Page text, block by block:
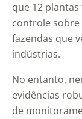
que 12
controle sobre
fazendas que
indústrias.
No entanto,
evidências
de